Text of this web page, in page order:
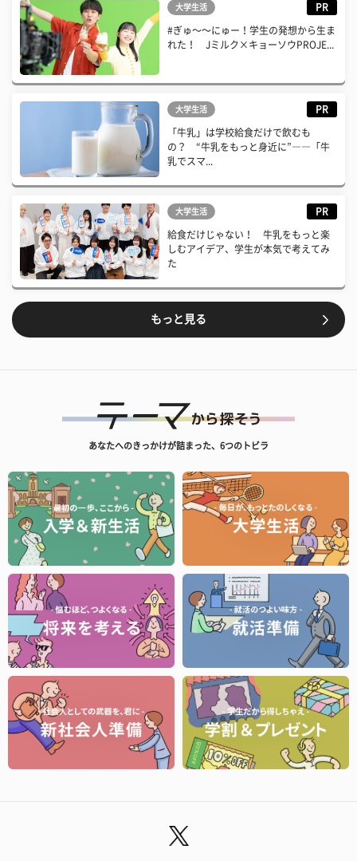
大学生活 PR
#ぎゅ〜〜にゅー！学生の発想から生ま
れた！ Jミルク×キョーソウPROJE...
大学生活 PR
「牛乳」は学校給食だけで飲むも
の？ “牛乳をもっと身近に”――「牛
乳でスマ...
大学生活 PR
給食だけじゃない！ 牛乳をもっと楽
しむアイデア、学生が本気で考えてみ
た
もっと見る
あなたへのきっかけが詰まった、6つのトビラ